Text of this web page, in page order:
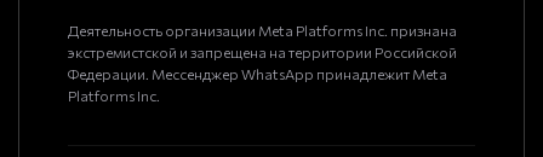
Деятельность организации Meta Platforms Inc. признана
экстремистской и запрещена на территории Российской
Федерации. Мессенджер WhatsApp принадлежит Meta
Platforms Inc.